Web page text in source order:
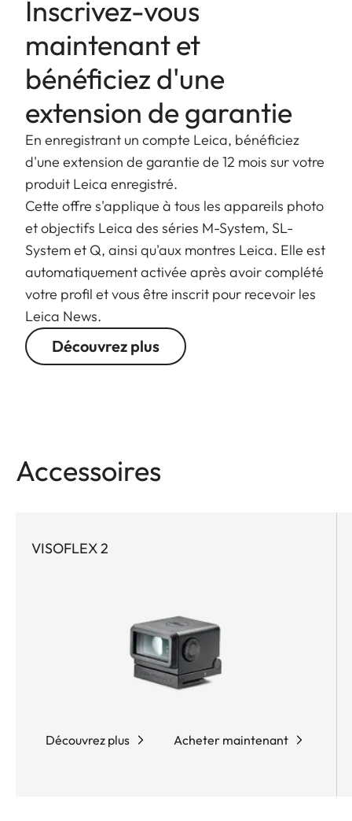
Inscrivez-vous
maintenant et
bénéficiez d'une
extension de garantie
En enregistrant un compte Leica, bénéficiez
d'une extension de garantie de 12 mois sur votre
produit Leica enregistré.
Cette offre s'applique à tous les appareils photo
et objectifs Leica des séries M-System, SL-
System et Q, ainsi qu'aux montres Leica. Elle est
automatiquement activée après avoir complété
votre profil et vous être inscrit pour recevoir les
Leica News.
Découvrez plus
Accessoires
VISOFLEX 2
Découvrez plus Acheter maintenant